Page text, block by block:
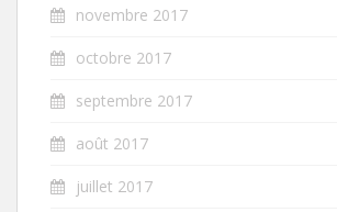
novembre 2017
octobre 2017
septembre 2017
août 2017
juillet 2017